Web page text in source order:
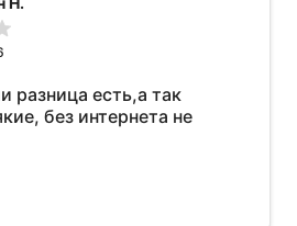
разница есть,а так
без интернета не